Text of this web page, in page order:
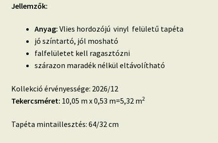
Jellemzők:
Anyag: Vlies hordozójú vinyl felületű tapéta
jó színtartó, jól mosható
falfelületet kell ragasztózni
szárazon maradék nélkül eltávolítható
Kollekció érvényessége: 2026/12
Tekercsméret: 10,05 m x 0,53 m=5,32 m2
Tapéta mintaillesztés: 64/32 cm